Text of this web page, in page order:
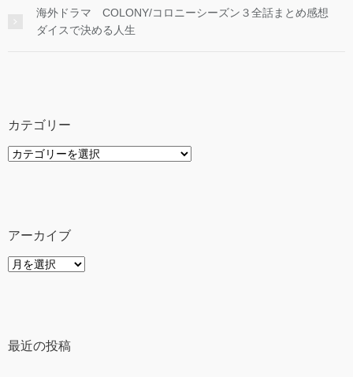
海外ドラマ COLONY/コロニーシーズン３全話まとめ感想
ダイスで決める人生
カテゴリー
カ
アーカイブ
ア
最近の投稿